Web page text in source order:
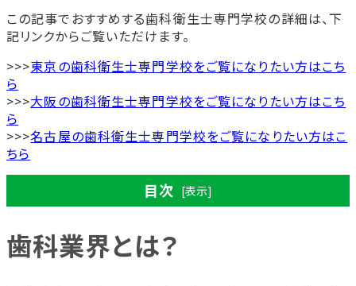
この記事でおすすめする歯科衛生士専門学校の詳細は、下
記リンクからご覧いただけます。
>>>東京の歯科衛生士専門学校をご覧になりたい方はこち
ら
>>>大阪の歯科衛生士専門学校をご覧になりたい方はこち
ら
>>>名古屋の歯科衛生士専門学校をご覧になりたい方はこ
ちら
目次 [表示]
歯科業界とは？
歯科業界とは？